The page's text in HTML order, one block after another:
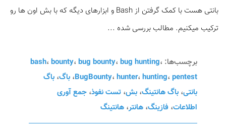
بانتی هست با کمک گرفتن از Bash و ابزارهای دیگه که با بش اون ها رو
ترکیب میکنیم. مطالب بررسی شده ...
برچسب‌ها: bash،bounty،bug bounty،bug hunting،
BugBounty،hunter،hunting،pentest ، باگ، باگ
بانتی، باگ هانتینگ، بش، تست نفوذ، جمع آوری
اطلاعات، فازینگ، هانتر، هانتینگ